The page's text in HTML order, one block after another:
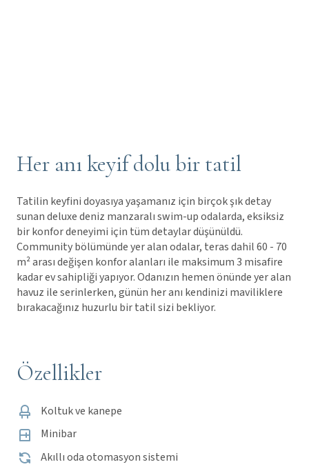
Her anı keyif dolu bir tatil
Tatilin keyfini doyasıya yaşamanız için birçok şık detay
sunan deluxe deniz manzaralı swim-up odalarda, eksiksiz
bir konfor deneyimi için tüm detaylar düşünüldü.
Community bölümünde yer alan odalar, teras dahil 60 - 70
m² arası değişen konfor alanları ile maksimum 3 misafire
kadar ev sahipliği yapıyor. Odanızın hemen önünde yer alan
havuz ile serinlerken, günün her anı kendinizi maviliklere
bırakacağınız huzurlu bir tatil sizi bekliyor.
Özellikler
Koltuk ve kanepe
Minibar
Akıllı oda otomasyon sistemi